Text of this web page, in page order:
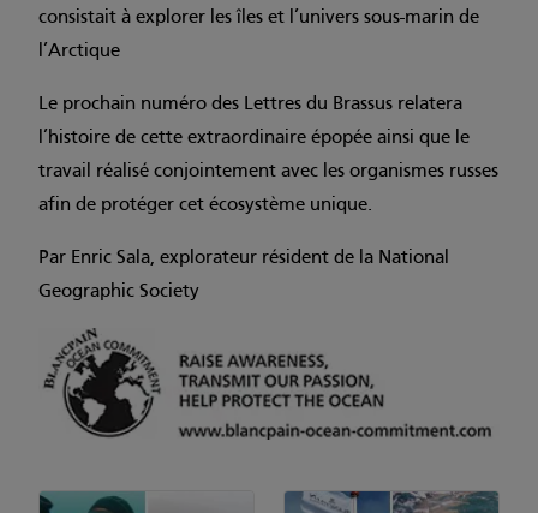
consistait à explorer les îles et l’univers sous-marin de
l’Arctique
Le prochain numéro des Lettres du Brassus relatera
l’histoire de cette extraordinaire épopée ainsi que le
travail réalisé conjointement avec les organismes russes
afin de protéger cet écosystème unique.
Par Enric Sala, explorateur résident de la National
Geographic Society